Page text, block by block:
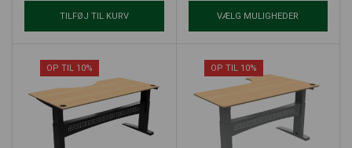
TILFØJ TIL KURV VÆLG MULIGHEDER
OP TIL 10% OP TIL 10%